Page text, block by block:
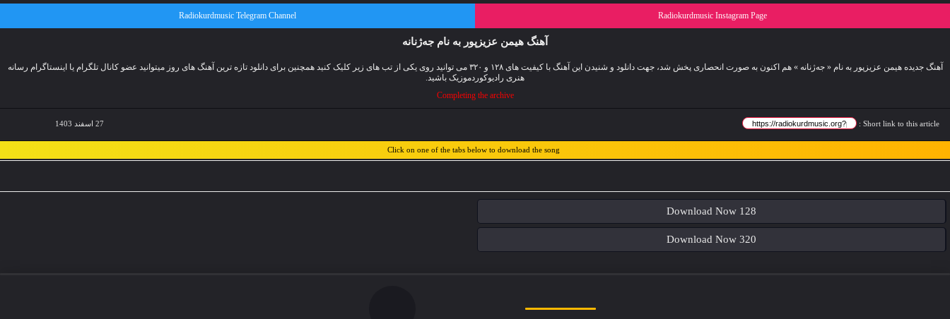
Radiokurdmusic Instagram Page
Radiokurdmusic Telegram Channel
آهنگ هیمن عزیزپور به نام جەژنانه
آهنگ جدیده هیمن عزیزپور به نام « جەژنانه » هم اکنون به صورت انحصاری پخش شد، جهت دانلود و شنیدن این آهنگ با کیفیت های ۱۲۸ و ۳۲۰ می توانید روی یکی از تب های زیر کلیک کنید همچنین برای دانلود تازه ترین آهنگ های روز میتوانید عضو کانال تلگرام یا اینستاگرام رسانه
هنری رادیوکوردموزیک باشید.
Completing the archive
Short link to this article : 27 اسفند 1403
Click on one of the tabs below to download the song
Download Now 128
Download Now 320